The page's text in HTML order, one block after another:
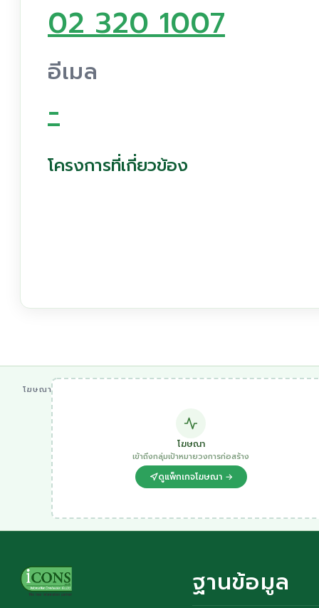
02 320 1007
อีเมล
-
โครงการที่เกี่ยวข้อง
โฆษณา
โฆษณา
เข้าถึงกลุ่มเป้าหมายวงการก่อสร้าง
ดูแพ็กเกจโฆษณา →
ฐานข้อมูล